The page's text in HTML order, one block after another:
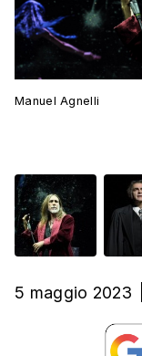
Manuel Agnelli
5 maggio 2023